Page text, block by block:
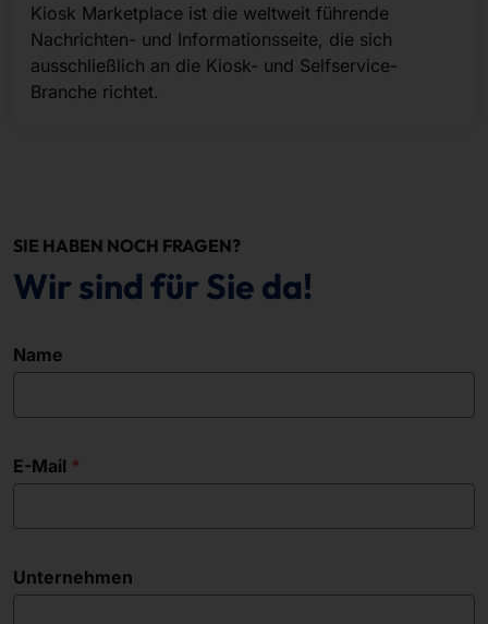
Kiosk Marketplace ist die weltweit führende
Nachrichten- und Informationsseite, die sich
ausschließlich an die Kiosk- und Selfservice-
Branche richtet.
SIE HABEN NOCH FRAGEN?
Wir sind für Sie da!
Name
E-Mail
Unternehmen